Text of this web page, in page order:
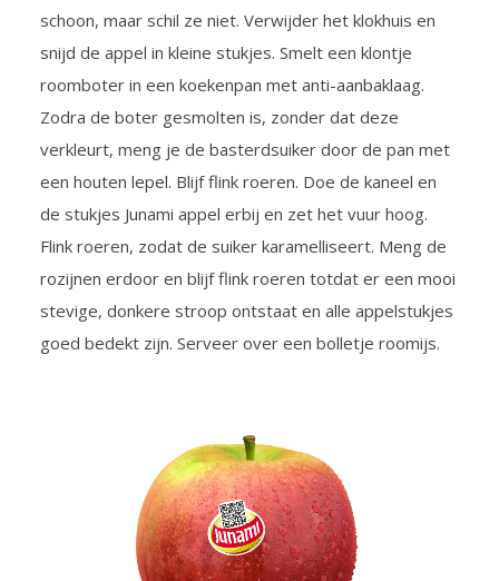
schoon, maar schil ze niet. Verwijder het klokhuis en
snijd de appel in kleine stukjes. Smelt een klontje
roomboter in een koekenpan met anti-aanbaklaag.
Zodra de boter gesmolten is, zonder dat deze
verkleurt, meng je de basterdsuiker door de pan met
een houten lepel. Blijf flink roeren. Doe de kaneel en
de stukjes Junami appel erbij en zet het vuur hoog.
Flink roeren, zodat de suiker karamelliseert. Meng de
rozijnen erdoor en blijf flink roeren totdat er een mooi
stevige, donkere stroop ontstaat en alle appelstukjes
goed bedekt zijn. Serveer over een bolletje roomijs.